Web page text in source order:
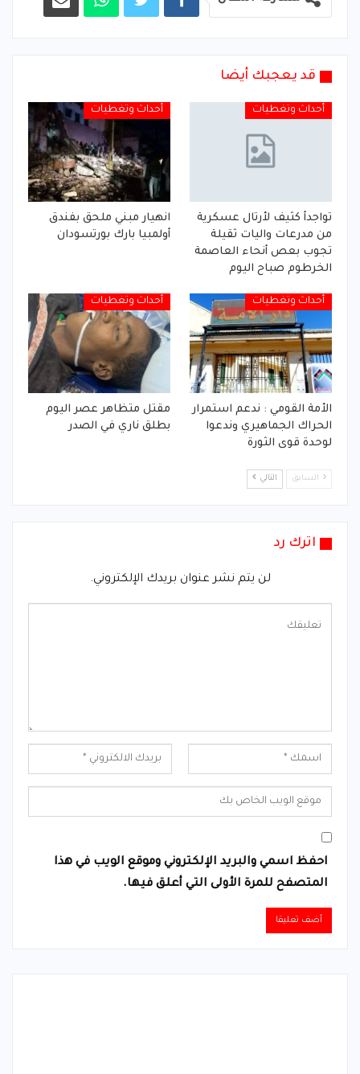
قد يعجبك أيضا
أحداث وتغطيات
تواجدأ كثيف لأرتال عسكرية
من مدرعات واليات ثقيلة
تجوب بعص أنحاء العاصمة
الخرطوم صباح اليوم
أحداث وتغطيات
انهيار مبني ملحق بفندق
أولمبيا بارك بورتسودان
أحداث وتغطيات
الأمة القومي : ندعم استمرار
الحراك الجماهيري وندعوا
لوحدة قوى الثورة
أحداث وتغطيات
مقتل متظاهر عصر اليوم
بطلق ناري في الصدر
السابق التالي
اترك رد
لن يتم نشر عنوان بريدك الإلكتروني.
احفظ اسمي والبريد الإلكتروني وموقع الويب في هذا
المتصفح للمرة الأولى التي أعلق فيها.